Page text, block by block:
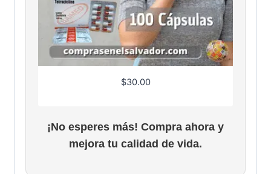
$30.00
¡No esperes más! Compra ahora y
mejora tu calidad de vida.